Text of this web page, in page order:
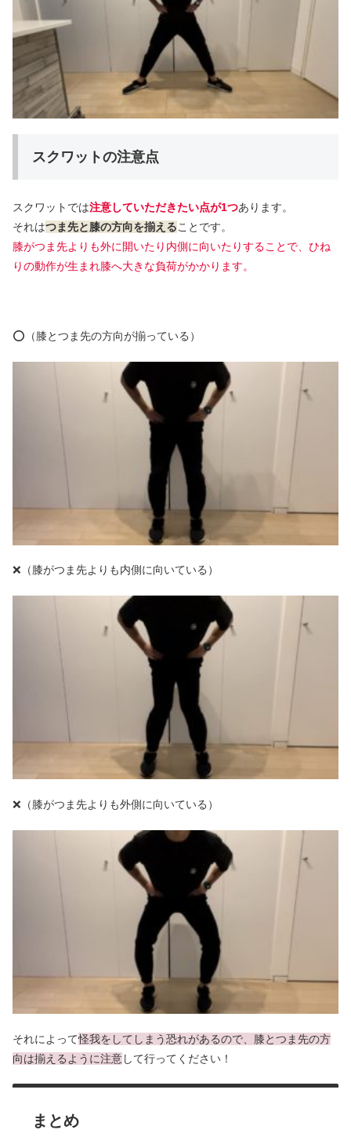
スクワットの注意点
スクワットでは注意していただきたい点が1つあります。
それはつま先と膝の方向を揃えることです。
膝がつま先よりも外に開いたり内側に向いたりすることで、ひね
りの動作が生まれ膝へ大きな負荷がかかります。
⭕️（膝とつま先の方向が揃っている）
❌（膝がつま先よりも内側に向いている）
❌（膝がつま先よりも外側に向いている）
それによって怪我をしてしまう恐れがあるので、膝とつま先の方
向は揃えるように注意して行ってください！
まとめ